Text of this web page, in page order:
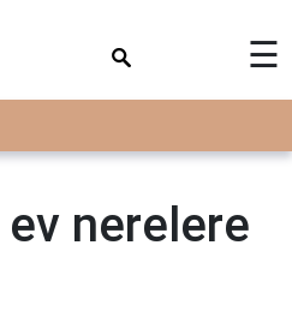
☰
nerelere